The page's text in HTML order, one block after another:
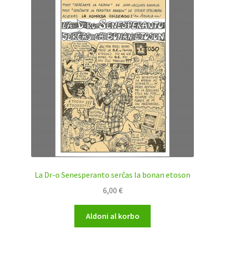
La Dr-o Senesperanto serĉas la bonan etoson
6,00 €
Aldoni al korbo